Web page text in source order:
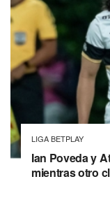
LIGA BETPLAY
Ian Poveda y
mientras otro